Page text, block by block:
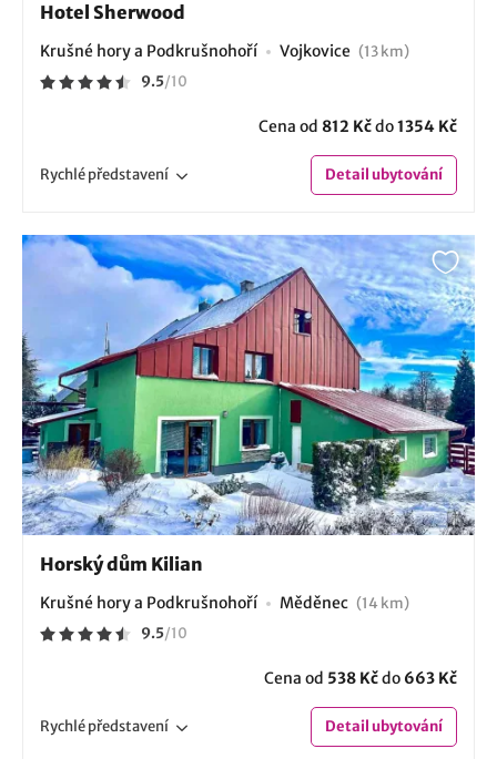
Hotel Sherwood
Krušné hory a Podkrušnohoří Vojkovice (13 km)
9.5/10
Cena od 812 Kčdo1354 Kč
Rychlépředstavení Detailubytování
Horský dům Kilian
Krušné hory a Podkrušnohoří Měděnec (14 km)
9.5/10
Cena od 538 Kčdo 663 Kč
Rychlépředstavení Detailubytování